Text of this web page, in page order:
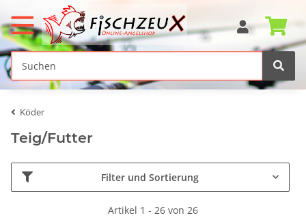
Köder
Teig/Futter
Filter und Sortierung
Artikel 1 - 26 von 26